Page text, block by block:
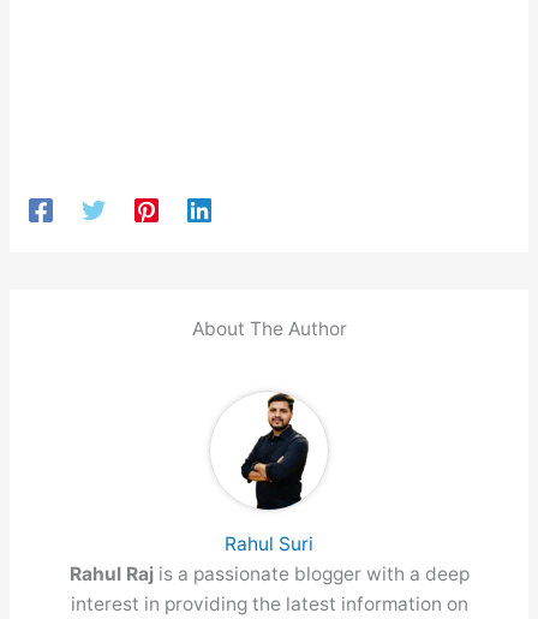
About The Author
Rahul Suri
Rahul Raj is a passionate blogger with a deep
interest in providing the latest information on